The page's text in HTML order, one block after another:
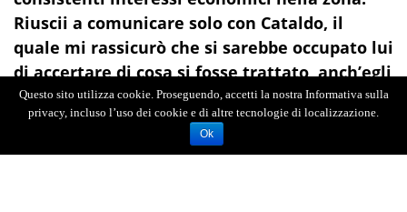
Riuscii a comunicare solo con Cataldo, il
quale mi rassicurò che si sarebbe occupato lui
di accertare di cosa si fosse trattato, anch’egli
incredulo. Mi richiamò la mattina seguente e
mi informò con tono scherzoso che non c’era
nulla di serio che l’Avvocato ben sapeva di
Questo sito utilizza cookie. Proseguendo, accetti la nostra Informativa sulla
privacy, incluso l’uso dei cookie e di altre tecnologie di localizzazione.
Ok